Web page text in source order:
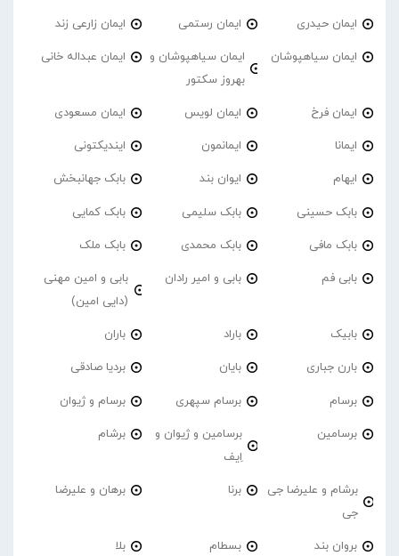
ایمان حیدری ایمان رستمی ایمان زارعی زند
ایمان سیاهپوشان
ایمان سیاهپوشان و
بهروز سکتور
ایمان عبداله خانی
ایمان فرخ ایمان لویس ایمان مسعودی
ایمانا ایمانمون ایندیکتونی
ایهام ایوان بند بابک جهانبخش
بابک حسینی بابک سلیمی بابک کمایی
بابک مافی بابک محمدی بابک ملک
بابی فم بابی و امیر رادان
بابی و امین مهنی
(دایی امین)
بابیک باراد باران
بارن جباری بایان بردیا صادقی
برسام برسام سپهری برسام و ژیوان
برسامین
برسامین و ژیوان و
اِیف
برشام
برشام و علیرضا جی
جی
برنا برهان و علیرضا
بروان بند بسطام بلا